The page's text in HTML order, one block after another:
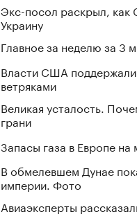
Экс-посол раскрыл,
Украину
Главное за неделю за 3
Власти США
ветряками
Великая усталость.
грани
Запасы газа в Европе
В обмелевшем Дунае
империи. Фото
Авиаэксперты